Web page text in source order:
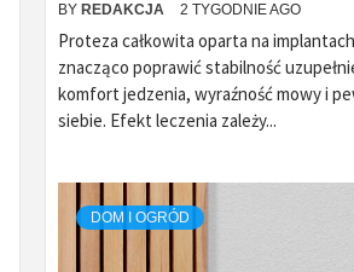
BY REDAKCJA 2 TYGODNIE AGO
Proteza całkowita oparta na
znacząco poprawić stabilność
komfort jedzenia, wyraźność mowy i
siebie. Efekt leczenia zależy...
DOM I OGRÓD